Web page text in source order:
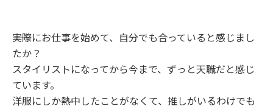
――実際にお仕事を始めて、自分でも合っていると感じまし
たか？
スタイリストになってから今まで、ずっと天職だと感じ
ています。
洋服にしか熱中したことがなくて、推しがいるわけでも